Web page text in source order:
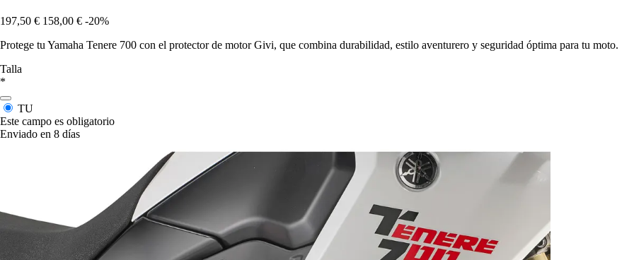
197,50 € 158,00 € -20%
Protege tu Yamaha Tenere 700 con el protector de motor Givi, que combina durabilidad, estilo aventurero y seguridad óptima para tu moto.
Talla
*
TU
Este campo es obligatorio
Enviado en 8 días